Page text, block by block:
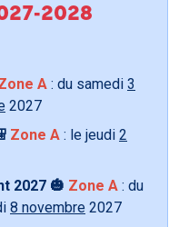
2028
A : du samedi 3
2027
Zone A : le jeudi 2
2027 🎃 Zone A : du
8 novembre 2027